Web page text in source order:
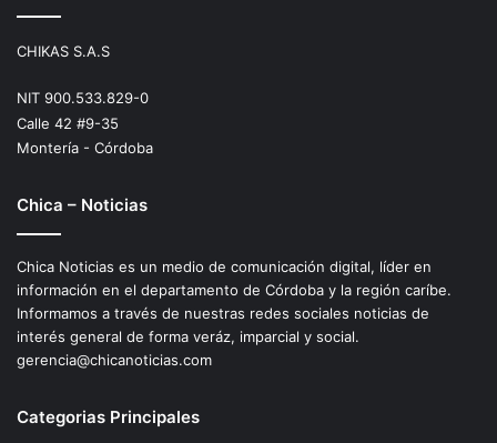
CHIKAS S.A.S
NIT 900.533.829-0
Calle 42 #9-35
Montería - Córdoba
Chica – Noticias
Chica Noticias es un medio de comunicación digital, líder en
información en el departamento de Córdoba y la región caríbe.
Informamos a través de nuestras redes sociales noticias de
interés general de forma veráz, imparcial y social.
gerencia@chicanoticias.com
Categorias Principales